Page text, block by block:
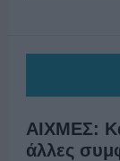
ΑΙΧΜΕΣ:
άλλες